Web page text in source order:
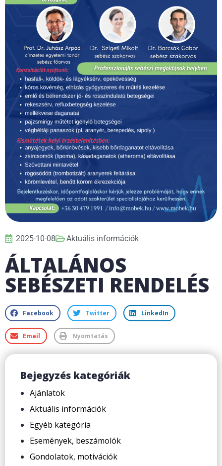
2025-10-08 Aktuális információk
ÁLTALÁNOS
SEBÉSZETI RENDELÉS
Facebook Twitter LinkedIn
Email Nyomtatás
Bejegyzés kategóriák
Ajánlatok
Aktuális információk
Egyéb kategória
Események, beszámolók
Gondolatok, motivációk